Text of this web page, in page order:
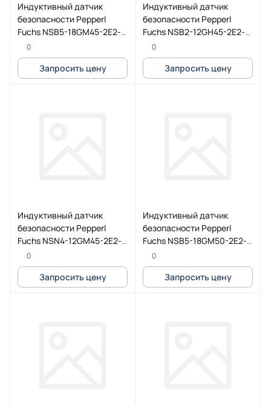
Индуктивный датчик
безопасности Pepperl
Fuchs NSB5-18GM45-2E2-
V1-M1-S2D2
0
Запросить цену
Индуктивный датчик
безопасности Pepperl
Fuchs NSB2-12GH45-2E2-
V1-M1-S2D2
0
Запросить цену
Индуктивный датчик
безопасности Pepperl
Fuchs NSN4-12GM45-2E2-
V1-S2D2
0
Запросить цену
Индуктивный датчик
безопасности Pepperl
Fuchs NSB5-18GM50-2E2-
PUR-S2D2
0
Запросить цену